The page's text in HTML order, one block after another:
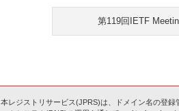
第119回IETF
レジストリサービス(JPRS)は、ドメイン名の登録